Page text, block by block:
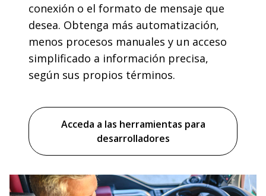
conexión o el formato de mensaje que
desea. Obtenga más automatización,
menos procesos manuales y un acceso
simplificado a información precisa,
según sus propios términos.
Acceda a las herramientas para
desarrolladores